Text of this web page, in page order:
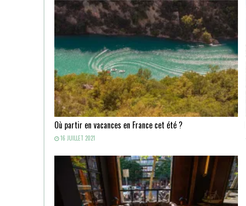
Où partir en vacances en France cet été ?
16 JUILLET 2021